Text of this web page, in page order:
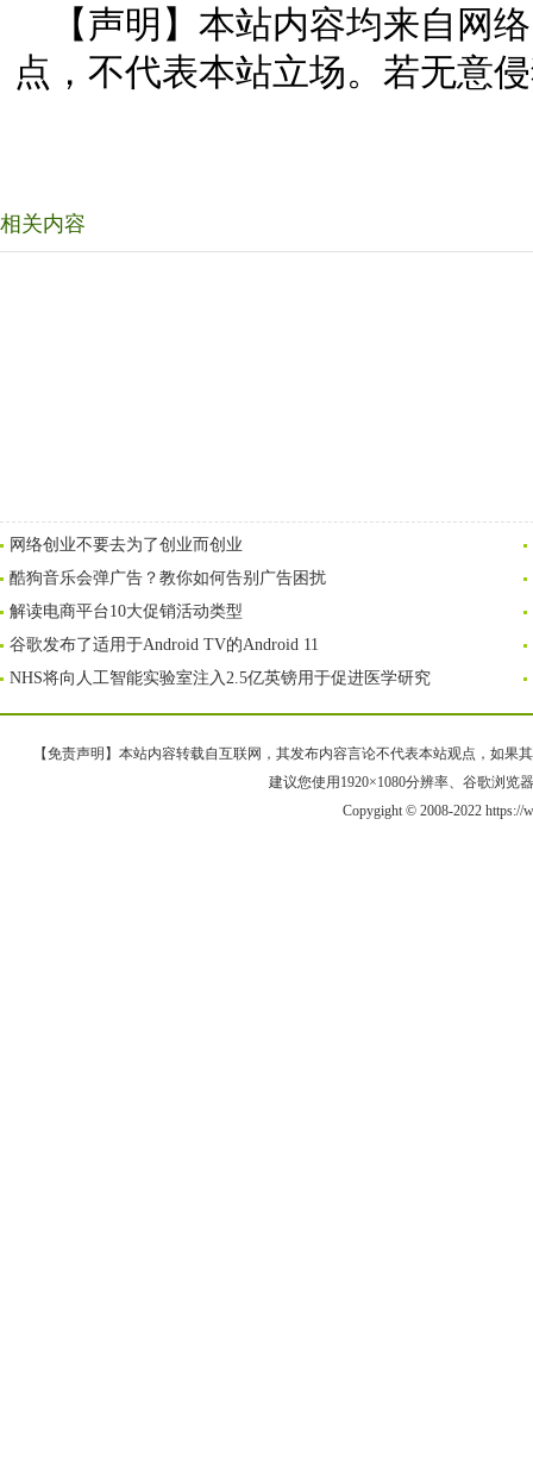
【声明】本站内容均来自网
点，不代表本站立场。若无意
相关内容
网络创业不要去为了创业而创业
酷狗音乐会弹广告？教你如何告别广告困扰
解读电商平台10大促销活动类型
谷歌发布了适用于Android TV的Android 11
NHS将向人工智能实验室注入2.5亿英镑用于促进医学研究
【免责声明】本站内容转载自互联网，其发布内容言论不代表本站观点，如果
建议您使用1920×1080分辨率、谷歌浏览
Copygight © 2008-2022 https://